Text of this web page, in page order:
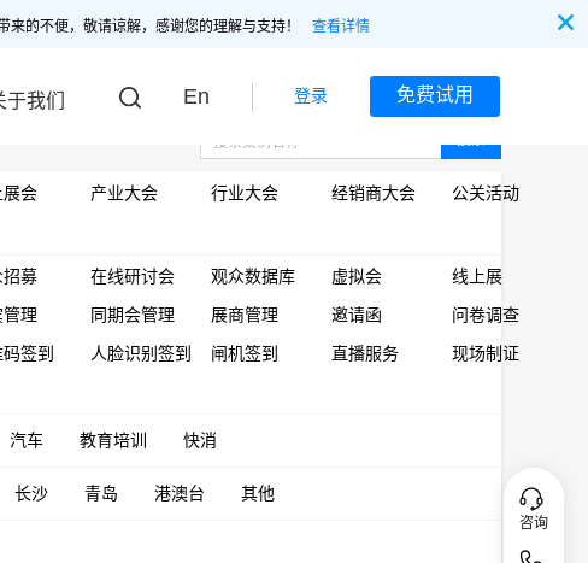
的不便，敬请谅解，感谢您的理解与支持！ 查看详情
于我们 En 登录 免费试用
展会 产业大会 行业大会 经销商大会
公关活动
招募 在线研讨会 观众数据库 虚拟会
线上展
管理 同期会管理 展商管理 邀请函
问卷调查
签到 人脸识别签到 闸机签到 直播服务
现场制证
汽车 教育培训 快消
长沙 青岛 港澳台 其他
咨询